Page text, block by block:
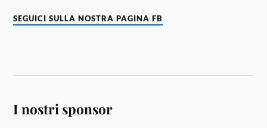
SEGUICI SULLA NOSTRA PAGINA FB
I nostri sponsor